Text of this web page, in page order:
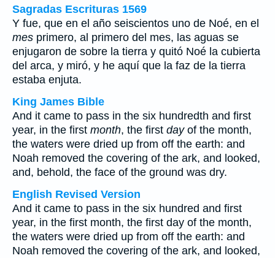
Sagradas Escrituras 1569
Y fue, que en el año seiscientos uno de Noé, en el
mes primero, al primero del mes, las aguas se
enjugaron de sobre la tierra y quitó Noé la cubierta
del arca, y miró, y he aquí que la faz de la tierra
estaba enjuta.
King James Bible
And it came to pass in the six hundredth and first
year, in the first month, the first dayof the month,
the waters were dried up from off the earth: and
Noah removed the covering of the ark, and looked,
and, behold, the face of the ground was dry.
English Revised Version
And it came to pass in the six hundred and first
year, in the first month, the first day of the month,
the waters were dried up from off the earth: and
Noah removed the covering of the ark, and looked,